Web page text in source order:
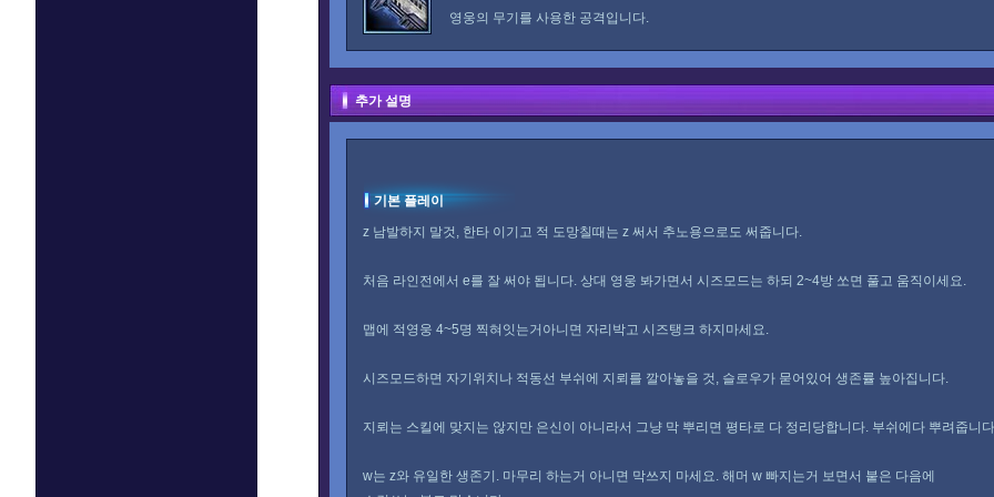
영웅의 무기를 사용한 공격입니다.
추가 설명
기본 플레이
z 남발하지 말것, 한타 이기고 적 도망칠때는 z 써서 추노용으로도 써줍니다.
처음 라인전에서 e를 잘 써야 됩니다. 상대 영웅 봐가면서 시즈모드는 하되 2~4방 쏘면 풀고 움직이세요.
맵에 적영웅 4~5명 찍혀잇는거아니면 자리박고 시즈탱크 하지마세요.
시즈모드하면 자기위치나 적동선 부쉬에 지뢰를 깔아놓을 것, 슬로우가 묻어있어 생존률 높아집니다.
지뢰는 스킬에 맞지는 않지만 은신이 아니라서 그냥 막 뿌리면 평타로 다 정리당합니다. 부쉬에다 뿌려줍니
w는 z와 유일한 생존기. 마무리 하는거 아니면 막쓰지 마세요. 해머 w 빠지는거 보면서 붙은 다음에